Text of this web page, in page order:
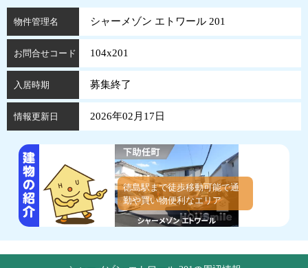
物件管理名 シャーメゾン エトワール 201
お問合せコード 104x201
入居時期 募集終了
情報更新日 2026年02月17日
徳島駅まで徒歩移動可能で通
勤や買い物便利なエリア